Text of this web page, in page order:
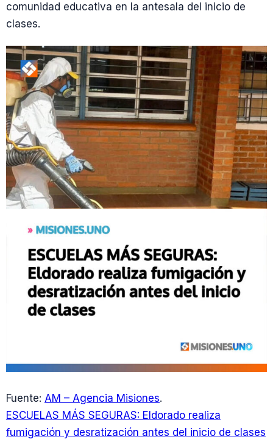
comunidad educativa en la antesala del inicio de
clases.
Fuente: AM – Agencia Misiones.
ESCUELAS MÁS SEGURAS: Eldorado realiza
fumigación y desratización antes del inicio de clases